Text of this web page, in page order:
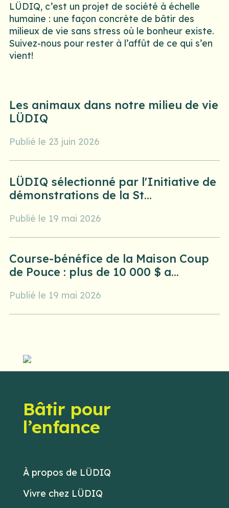
LÜDIQ, c’est un projet de société à échelle
humaine : une façon concrète de bâtir des
milieux de vie sans stress où le bonheur existe.
Suivez-nous pour rester à l’affût de ce qui s’en
vient!
Les animaux dans notre milieu de vie
LÜDIQ
Publié le 23 juin 2026
LÜDIQ sélectionné par l'Initiative de
démonstrations de la St...
Publié le 19 mai 2026
Course-bénéfice de la Maison Coup
de Pouce : plus de 10 000 $ a...
Publié le 19 mai 2026
Bâtir pour
l’enfance
À propos de LÜDIQ
Vivre chez LÜDIQ